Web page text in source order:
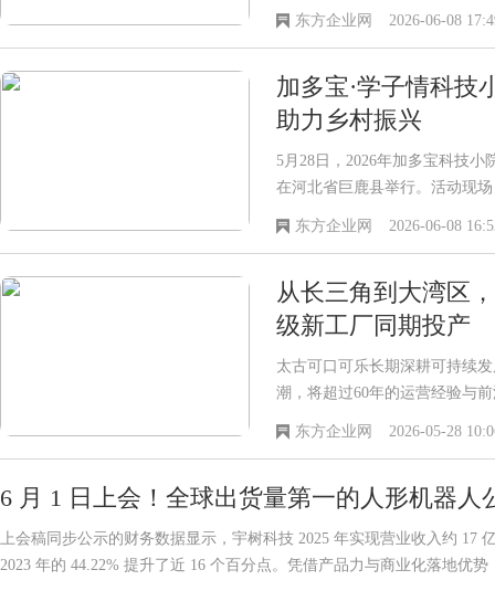
东方企业网 2026-06-08
加多宝·学子情科技
助力乡村振兴
5月28日，2026年加多宝科技
在河北省巨鹿县举行。活动现
东方企业网 2026-06-08
从长三角到大湾区
级新工厂同期投产
太古可口可乐长期深耕可持续
潮，将超过60年的运营经验与
东方企业网 2026-05-28
6 月 1 日上会！全球出货量第一的人形机器人
营收 17
上会稿同步公示的财务数据显示，宇树科技 2025 年实现营业收入约 17
2023 年的 44.22% 提升了近 16 个百分点。凭借产品力与商业化落地优